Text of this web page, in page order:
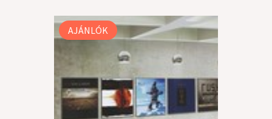
AJÁNLÓK